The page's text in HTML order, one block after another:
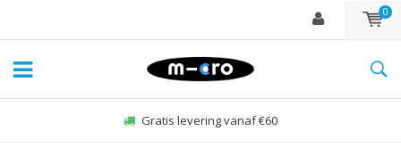
0
Gratis levering vanaf €60